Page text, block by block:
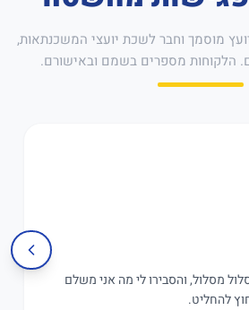
מוסמך וחבר לשכת יועצי המשכנתאות,
הלקוחות מספרים בשמם ובאישורם.
מסלול, והסבירו לי מה אני משלם
להחליט.